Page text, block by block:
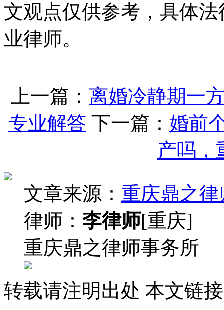
文观点仅供参考，具体
业律师。
上一篇： 离婚冷静期一
专业解答 下一篇： 婚前
产吗，
文章来源： 重庆鼎之
律师： 李律师[重庆]
重庆鼎之律师事务所
转载请注明出处 本文链